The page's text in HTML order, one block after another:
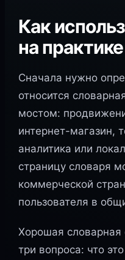
Как
на практике
Сначала нужно
относится
мостом:
интернет-магазин,
аналитика или
страницу словаря
коммерческой
пользователя в
Хорошая словарная
три вопроса: что